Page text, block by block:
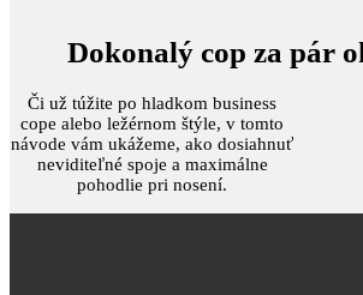
Dokonalý cop za pár
Či už túžite po hladkom business
cope alebo ležérnom štýle, v tomto
návode vám ukážeme, ako dosiahnuť
neviditeľné spoje a maximálne
pohodlie pri nosení.